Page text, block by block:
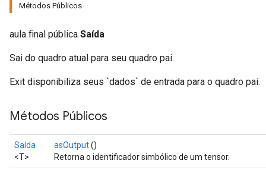
Métodos Públicos
aula final pública Saída
Sai do quadro atual para seu quadro pai.
Exit disponibiliza seus `dados` de entrada para o quadro pai.
Métodos Públicos
Saída
<T>
asOutput()
Retorna o identificador simbólico de um tensor.